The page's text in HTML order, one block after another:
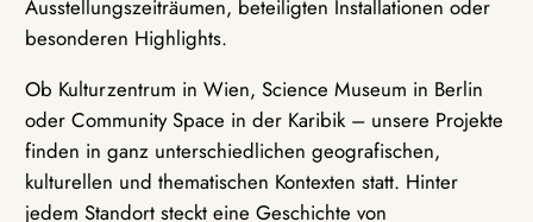
Ausstellungszeiträumen, beteiligten Installationen oder
besonderen Highlights.
Ob Kulturzentrum in Wien, Science Museum in Berlin
oder Community Space in der Karibik – unsere Projekte
finden in ganz unterschiedlichen geografischen,
kulturellen und thematischen Kontexten statt. Hinter
jedem Standort steckt eine Geschichte von